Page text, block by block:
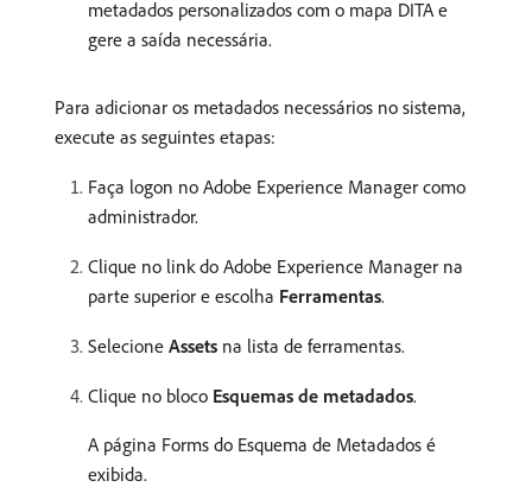
metadados personalizados com o mapa DITA e
gere a saída necessária.
Para adicionar os metadados necessários no sistema,
execute as seguintes etapas:
Faça logon no Adobe Experience Manager como
administrador.
Clique no link do Adobe Experience Manager na
parte superior e escolha Ferramentas.
Selecione Assets na lista de ferramentas.
Clique no bloco Esquemas de metadados.
A página Forms do Esquema de Metadados é
exibida.